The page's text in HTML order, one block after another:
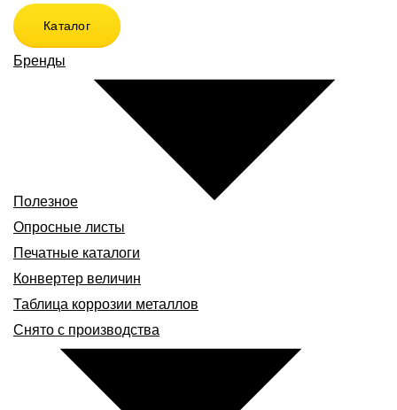
Каталог
Бренды
Полезное
Опросные листы
Печатные каталоги
Конвертер величин
Таблица коррозии металлов
Снято с производства